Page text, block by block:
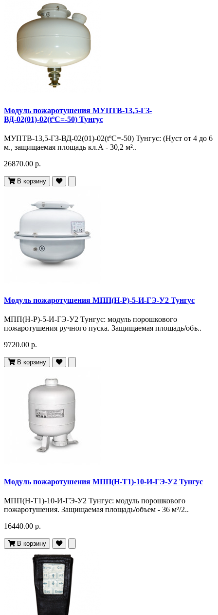
Модуль пожаротушения МУПТВ-13,5-ГЗ-
ВД-02(01)-02(tºC=-50) Тунгус
МУПТВ-13,5-ГЗ-ВД-02(01)-02(tºC=-50) Тунгус: (Hуст от 4 до 6
м., защищаемая площадь кл.А - 30,2 м²..
26870.00 р.
В корзину
Модуль пожаротушения МПП(Н-Р)-5-И-ГЭ-У2 Тунгус
МПП(Н-Р)-5-И-ГЭ-У2 Тунгус: модуль порошкового
пожаротушения ручного пуска. Защищаемая площадь/объ..
9720.00 р.
В корзину
Модуль пожаротушения МПП(Н-Т1)-10-И-ГЭ-У2 Тунгус
МПП(Н-Т1)-10-И-ГЭ-У2 Тунгус: модуль порошкового
пожаротушения. Защищаемая площадь/объем - 36 м²/2..
16440.00 р.
В корзину